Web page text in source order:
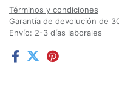
Términos y condiciones
Garantía de devolución de
Envío: 2-3 días laborales